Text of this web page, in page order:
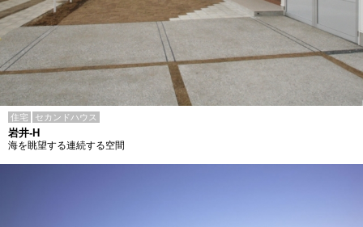
住宅 セカンドハウス
岩井-H
海を眺望する連続する空間